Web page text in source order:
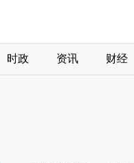
时政 资讯 财经